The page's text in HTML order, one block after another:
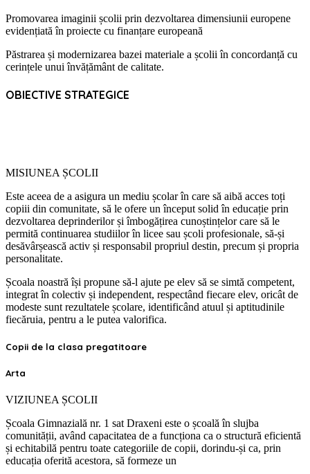
Promovarea imaginii școlii prin dezvoltarea dimensiunii europene
evidențiată în proiecte cu finanțare europeană
Păstrarea și modernizarea bazei materiale a școlii în concordanță cu
cerințele unui învățământ de calitate.
OBIECTIVE STRATEGICE
MISIUNEA ȘCOLII
Este aceea de a asigura un mediu școlar în care să aibă acces toți
copiii din comunitate, să le ofere un început solid în educație prin
dezvoltarea deprinderilor și îmbogățirea cunoștințelor care să le
permită continuarea studiilor în licee sau școli profesionale, să-și
desăvârșească activ și responsabil propriul destin, precum și propria
personalitate.
Școala noastră își propune să-l ajute pe elev să se simtă competent,
integrat în colectiv și independent, respectând fiecare elev, oricât de
modeste sunt rezultatele școlare, identificând atuul și aptitudinile
fiecăruia, pentru a le putea valorifica.
Copii de la clasa pregatitoare
Arta
VIZIUNEA ȘCOLII
Școala Gimnazială nr. 1 sat Draxeni este o școală în slujba
comunității, având capacitatea de a funcționa ca o structură eficientă
și echitabilă pentru toate categoriile de copii, dorindu-și ca, prin
educația oferită acestora, să formeze un